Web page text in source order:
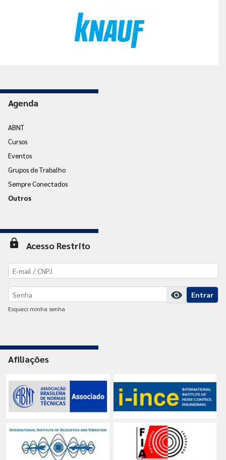
Agenda
ABNT
Cursos
Eventos
Grupos de Trabalho
Sempre Conectados
Outros
lock Acesso Restrito
visibility Entrar
Esqueci minha senha
Afiliações